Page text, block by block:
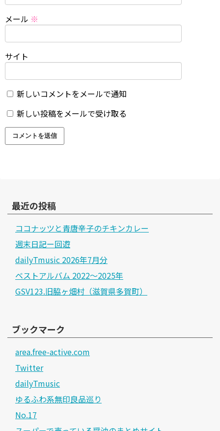
メール ※
サイト
新しいコメントをメールで通知
新しい投稿をメールで受け取る
最近の投稿
ココナッツと青唐辛子のチキンカレー
週末日記ー回遊
dailyTmusic 2026年7月分
ベストアルバム 2022～2025年
GSV123.旧脇ヶ畑村（滋賀県多賀町）
ブックマーク
area.free-active.com
Twitter
dailyTmusic
ゆるふわ系無印良品巡り
No.17